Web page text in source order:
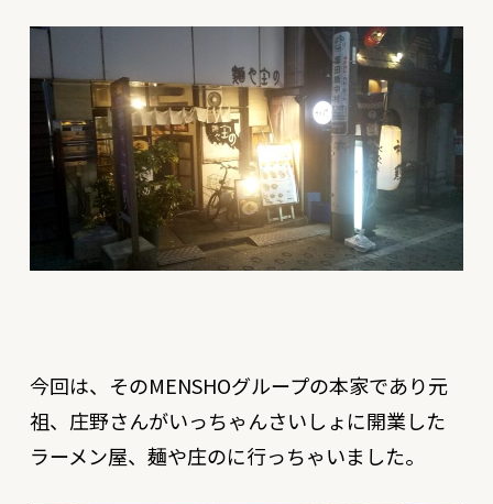
今回は、そのMENSHOグループの本家であり元
祖、庄野さんがいっちゃんさいしょに開業した
ラーメン屋、麺や庄のに行っちゃいました。